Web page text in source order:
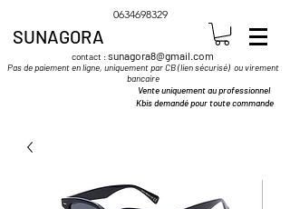
0634698329
SUNAGORA
contact :sunagora8@gmail.com
Pas de paiement en ligne, uniquement par CB (lien sécurisé) ou virement
bancaire
Vente uniquement au professionnel
Kbis demandé pour toute commande